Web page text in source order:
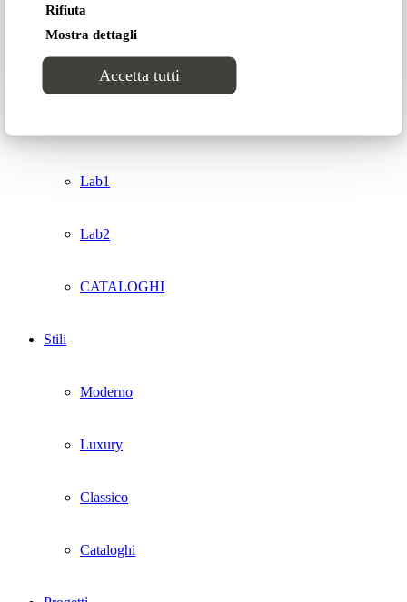
Rifiuta
Mostra dettagli
Accetta tutti
Sweet dreams
Lab1
Lab2
CATALOGHI
Stili
Moderno
Luxury
Classico
Cataloghi